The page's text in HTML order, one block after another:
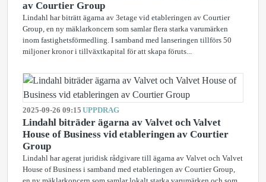
av Courtier Group
Lindahl har biträtt ägarna av 3etage vid etableringen av Courtier
Group, en ny mäklarkoncern som samlar flera starka varumärken
inom fastighetsförmedling. I samband med lanseringen tillförs 50
miljoner kronor i tillväxtkapital för att skapa föruts...
2025-09-26 09:15 UPPDRAG
Lindahl biträder ägarna av Valvet och Valvet
House of Business vid etableringen av Courtier
Group
Lindahl har agerat juridisk rådgivare till ägarna av Valvet och Valvet
House of Business i samband med etableringen av Courtier Group,